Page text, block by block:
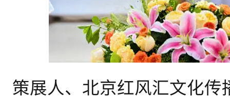
策展人、北京红风汇文化